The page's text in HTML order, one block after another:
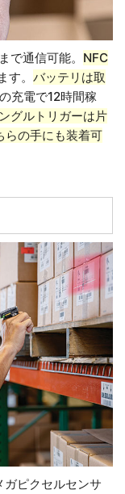
で通信可能。 NFC
す。 バッテリは取
充電で12時間稼
グルトリガーは片
らの手にも装着可
ピクセルセンサ